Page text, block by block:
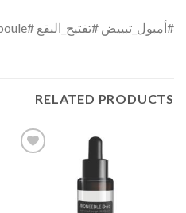
#أمبول_تبييض #تفتيح_البقع #A⁺_Whitening_Ampoule
RELATED PRODUCTS